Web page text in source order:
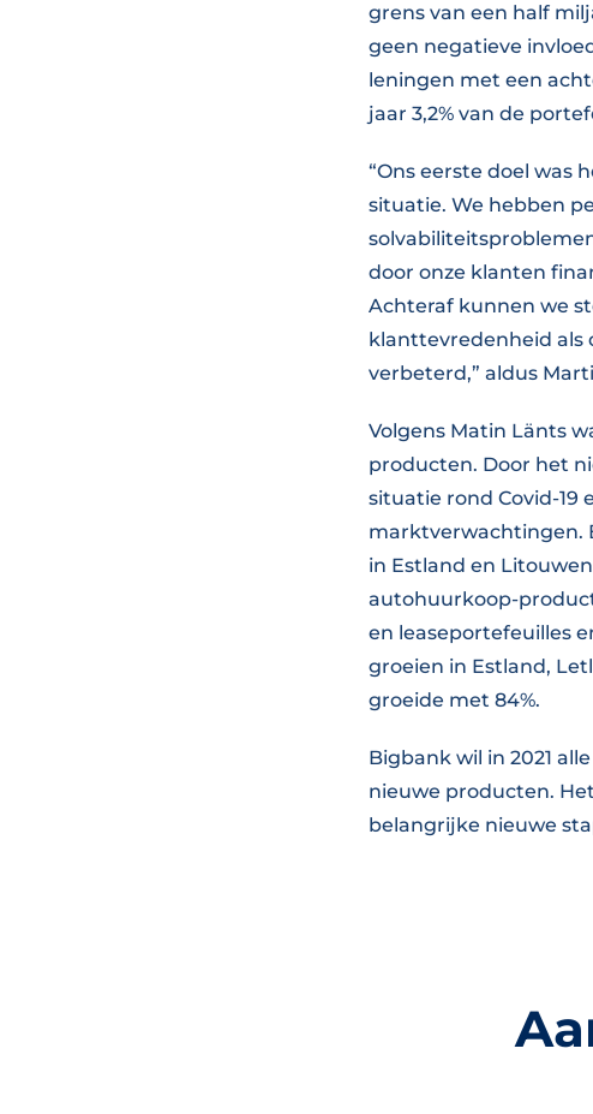
grens van een half
geen negatieve
leningen met een
jaar 3,2% van de
“Ons eerste doel was
situatie. We hebben
door onze klanten
Achteraf kunnen we
klanttevredenheid als
verbeterd,” aldus
Volgens Matin Länts
producten. Door het
situatie rond Covid-19
marktverwachtingen.
in Estland en
autohuurkoop-
en leaseportefeuilles
groeien in Estland,
groeide met 84%.
Bigbank wil in 2021
nieuwe producten.
belangrijke nieuwe